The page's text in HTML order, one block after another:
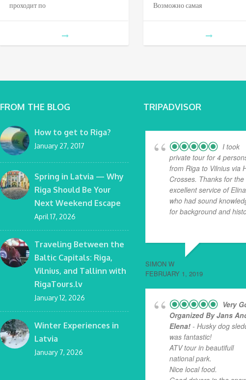
проходит по
Возможно самая
FROM THE BLOG
How to get to Riga?
January 27, 2017
Spring in Latvia — Why
Riga Should Be Your
Next Weekend Escape
April 17, 2026
Traveling Between the
Baltic Capitals: Riga,
Vilnius, and Tallinn with
RigaTours.lv
January 12, 2026
Winter Experiences in
Latvia
January 7, 2026
TRIPADVISOR
I took
private tour for 4
from Riga to Vilnius via
Crosses. Thanks for the
excellent service of Elina
who had sound
for background and
SIMON W
FEBRUARY 1, 2019
Very
Organized By Jans
Elena! - Husky dog
was fantastic!
ATV tour in beautifull
national park.
Nice local food.